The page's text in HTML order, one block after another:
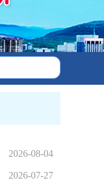
2026-08-04
2026-07-27